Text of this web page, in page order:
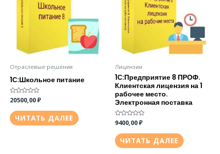
Отраслевые решения
1С:Школьное питание
Оценка
0
из
5
20500,00₽
ЧИТАТЬ ДАЛЕЕ
Лицензии
1С:Предприятие 8 ПРОФ.
Клиентская лицензия на 1
рабочее место.
Электронная поставка
Оценка
0
из
5
9400,00₽
ЧИТАТЬ ДАЛЕЕ